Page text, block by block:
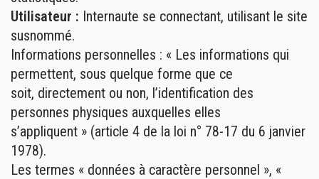
Utilisateur : Internaute se connectant, utilisant le site
susnommé.
Informations personnelles : « Les informations qui
permettent, sous quelque forme que ce
soit, directement ou non, l’identification des
personnes physiques auxquelles elles
s’appliquent » (article 4 de la loi n° 78-17 du 6 janvier
1978).
Les termes « données à caractère personnel », «